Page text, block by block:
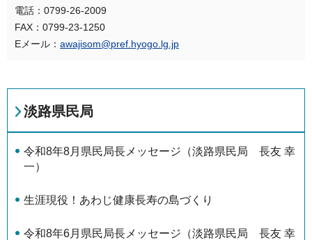
電話：0799-26-2009
FAX：0799-23-1250
Eメール： awajisom@pref.hyogo.lg.jp
淡路県民局
令和8年8月県民局長メッセージ（淡路県民局 長友 幸
一）
生涯現役！あわじ健康長寿の島づくり
令和8年6月県民局長メッセージ（淡路県民局 長友 幸